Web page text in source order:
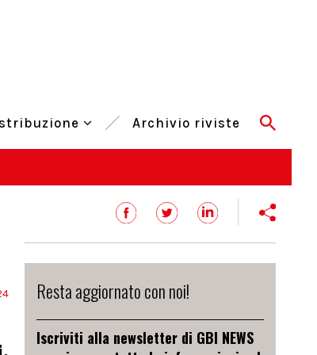
Archivio riviste
Resta aggiornato con noi!
Iscriviti alla newsletter di GBI NEWS